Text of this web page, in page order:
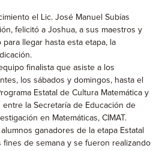
el Lic. José Manuel Subías
felicitó a Joshua, a sus maestros y
llegar hasta esta etapa, la
finalista que asiste a los
los sábados y domingos, hasta el
Estatal de Cultura Matemática y
la Secretaría de Educación de
en Matemáticas, CIMAT.
ganadores de la etapa Estatal
de semana y se fueron realizando